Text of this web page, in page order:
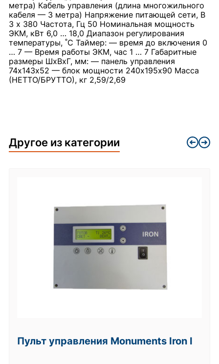
метра) Кабель управления (длина многожильного
кабеля — 3 метра) Напряжение питающей сети, В
3 х 380 Частота, Гц 50 Номинальная мощность
ЭКМ, кВт 6,0 … 18,0 Диапазон регулирования
температуры, ˚С Таймер: — время до включения 0
… 7 — Время работы ЭКМ, час 1 … 7 Габаритные
размеры ШхВхГ, мм: — панель управления
74х143х52 — блок мощности 240х195х90 Масса
(НЕТТО/БРУТТО), кг 2,59/2,69
Другое из категории
Пульт управления Monuments Iron I